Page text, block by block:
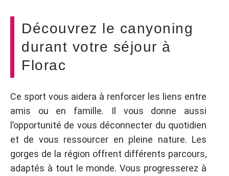
Découvrez le canyoning
durant votre séjour à
Florac
Ce sport vous aidera à renforcer les liens entre
amis ou en famille. Il vous donne aussi
l’opportunité de vous déconnecter du quotidien
et de vous ressourcer en pleine nature. Les
gorges de la région offrent différents parcours,
adaptés à tout le monde. Vous progresserez à